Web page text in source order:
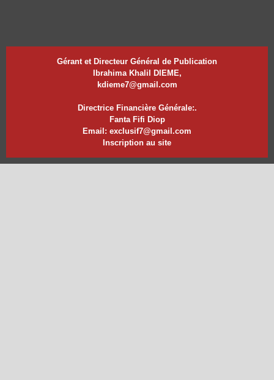
Gérant et Directeur Général de Publication
Ibrahima Khalil DIEME,
kdieme7@gmail.com
Directrice Financière Générale:.
Fanta Fifi Diop
Email: exclusif7@gmail.com
Inscription au site